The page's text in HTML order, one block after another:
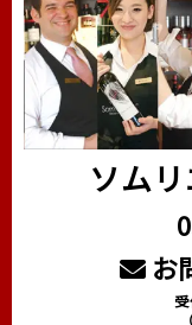
ソム
お